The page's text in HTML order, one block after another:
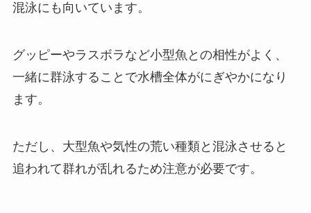
混泳にも向いています。
グッピーやラスボラなど小型魚との相性がよく、
一緒に群泳することで水槽全体がにぎやかになり
ます。
ただし、大型魚や気性の荒い種類と混泳させると
追われて群れが乱れるため注意が必要です。